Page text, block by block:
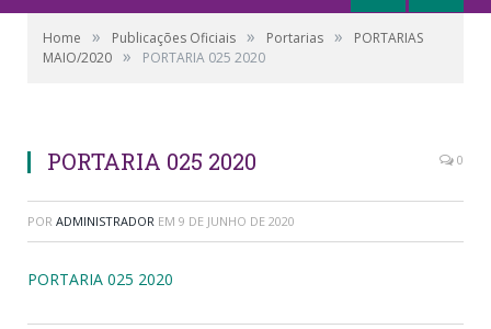
Home » Publicações Oficiais » Portarias »
PORTARIAS
MAIO/2020 » PORTARIA 025 2020
PORTARIA 025 2020 0
POR ADMINISTRADOR EM 9 DE JUNHO DE 2020
PORTARIA 025 2020